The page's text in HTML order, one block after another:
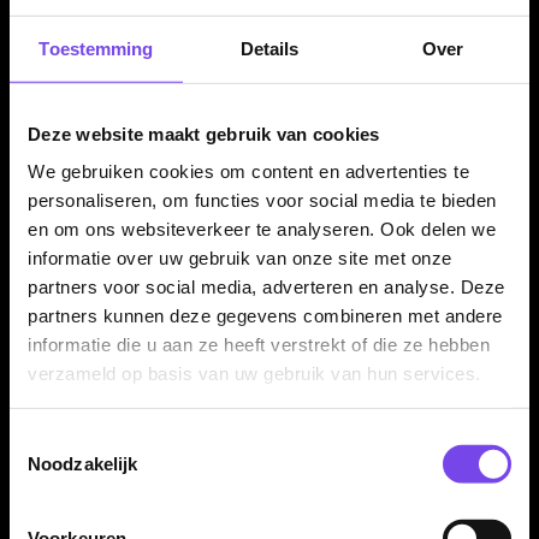
Toestemming Details Over
Deze website maakt gebruik van cookies
We gebruiken cookies om content en advertenties te
personaliseren, om functies voor social media te bieden
en om ons websiteverkeer te analyseren. Ook delen we
informatie over uw gebruik van onze site met onze
partners voor social media, adverteren en analyse. Deze
partners kunnen deze gegevens combineren met andere
informatie die u aan ze heeft verstrekt of die ze hebben
verzameld op basis van uw gebruik van hun services.
Noodzakelijk
De Mission Dylan Slevin Flights worden geleverd per set van
complete set dartpijlen. Ideaal als vervanging, reserve of als
player flight voor je Mission dartsetup.
Kenmerken van de Mission Dylan Slevin Flights
✓ Originele Mission Dylan Slevin dart flights
✓
✓
Stevige basis voor goede grip op de shaft